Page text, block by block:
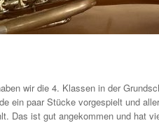
wir die 4. Klassen in der
ein paar Stücke vorgespielt und
Das ist gut angekommen und hat